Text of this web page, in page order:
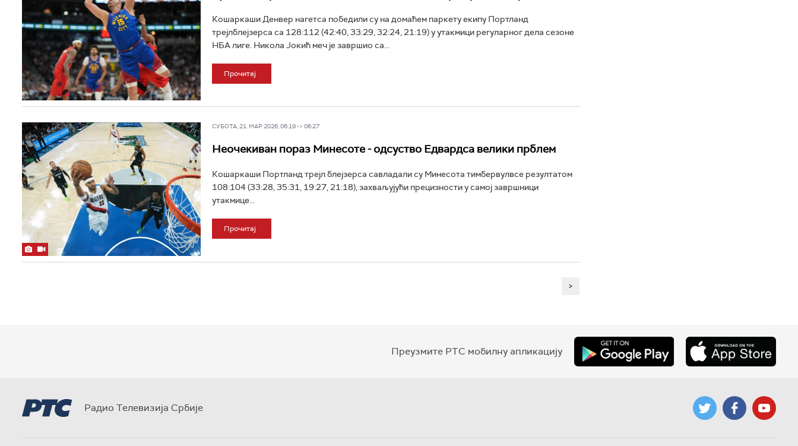
Кошаркаши Денвер нагетса победили су на домаћем паркету екипу Портланд
трејлблејзерса са 128:112 (42:40, 33:29, 32:24, 21:19) у утакмици регуларног дела сезоне
НБА лиге. Никола Јокић меч је завршио са...
Прочитај
СУБОТА, 21. МАР 2026, 06:19 -> 06:27
Неочекиван пораз Минесоте - одсуство Едвардса велики прблем
Кошаркаши Портланд трејл блејзерса савладали су Минесота тимбервулвсе резултатом
108:104 (33:28, 35:31, 19:27, 21:18), захваљујући прецизности у самој завршници
утакмице...
Прочитај
>
Преузмите РТС мобилну апликацију
Радио Телевизија Србије